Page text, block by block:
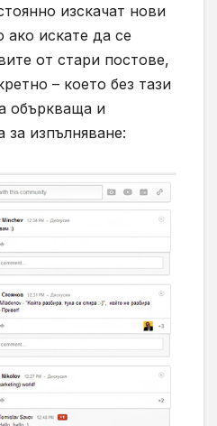
изскачат нови
искате да се
от стари постове,
– което без тази
объркваща и
за изпълняване: